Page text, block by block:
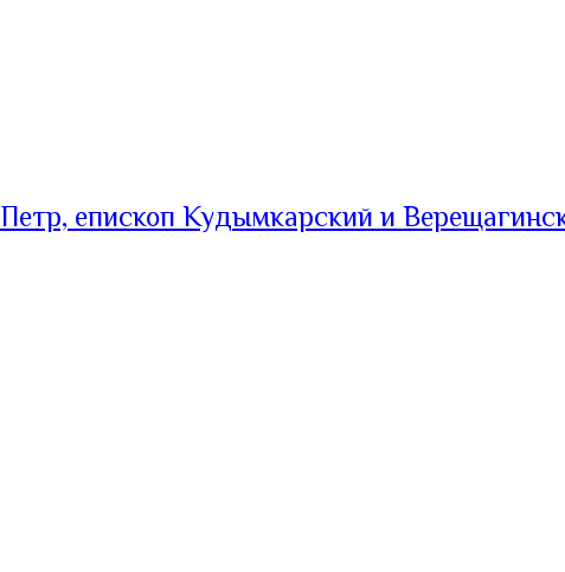
Петр, епископ Кудымкарский и